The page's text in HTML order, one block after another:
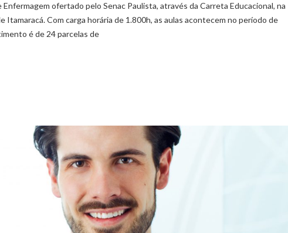
ofertado pelo Senac Paulista, através da Carreta Educacional, na
Itamaracá. Com carga horária de 1.800h, as aulas acontecem no período de
é de 24 parcelas de